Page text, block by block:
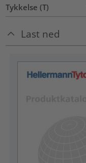
Tykkelse (T)
Last ned